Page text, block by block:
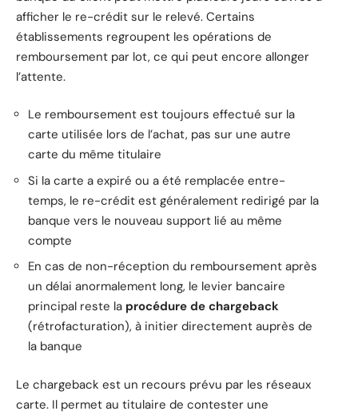
afficher le re-crédit sur le relevé. Certains
établissements regroupent les opérations de
remboursement par lot, ce qui peut encore allonger
l’attente.
Le remboursement est toujours effectué sur la
carte utilisée lors de l’achat, pas sur une autre
carte du même titulaire
Si la carte a expiré ou a été remplacée entre-
temps, le re-crédit est généralement redirigé par la
banque vers le nouveau support lié au même
compte
En cas de non-réception du remboursement après
un délai anormalement long, le levier bancaire
principal reste la procédure de chargeback
(rétrofacturation), à initier directement auprès de
la banque
Le chargeback est un recours prévu par les réseaux
carte. Il permet au titulaire de contester une